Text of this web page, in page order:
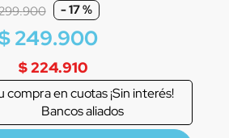
.900 -17 %
249.900
$ 224.910
compra encuotas ¡Sin interés!
Bancos aliados